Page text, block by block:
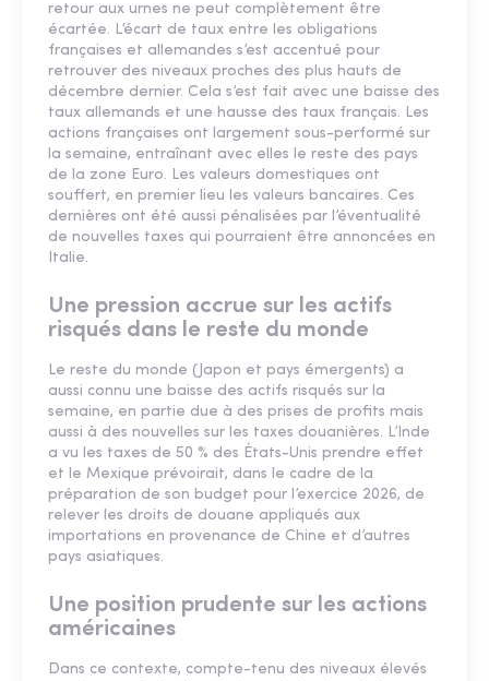
retour aux urnes ne peut complètement être
écartée. L’écart de taux entre les obligations
françaises et allemandes s’est accentué pour
retrouver des niveaux proches des plus hauts de
décembre dernier. Cela s’est fait avec une baisse des
taux allemands et une hausse des taux français. Les
actions françaises ont largement sous-performé sur
la semaine, entraînant avec elles le reste des pays
de la zone Euro. Les valeurs domestiques ont
souffert, en premier lieu les valeurs bancaires. Ces
dernières ont été aussi pénalisées par l’éventualité
de nouvelles taxes qui pourraient être annoncées en
Italie.
Une pression accrue sur les actifs
risqués dans le reste du monde
Le reste du monde (Japon et pays émergents) a
aussi connu une baisse des actifs risqués sur la
semaine, en partie due à des prises de profits mais
aussi à des nouvelles sur les taxes douanières. L’Inde
a vu les taxes de 50 % des États-Unis prendre effet
et le Mexique prévoirait, dans le cadre de la
préparation de son budget pour l’exercice 2026, de
relever les droits de douane appliqués aux
importations en provenance de Chine et d’autres
pays asiatiques.
Une position prudente sur les actions
américaines
Dans ce contexte, compte-tenu des niveaux élevés